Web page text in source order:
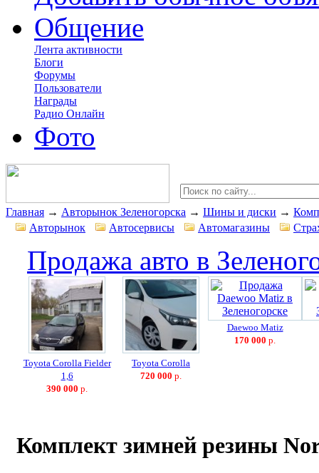
Общение
Лента активности
Блоги
Форумы
Пользователи
Награды
Радио Онлайн
Фото
Главная → Авторынок Зеленогорска → Шины и диски →
Авторынок
Автосервисы Автомагазины
Продажа авто в
Toyota Corolla Fielder
1,6
390 000 р.
Toyota Corolla
720 000 р.
Daewoo Matiz
170 000 р.
Комплект зимней резины